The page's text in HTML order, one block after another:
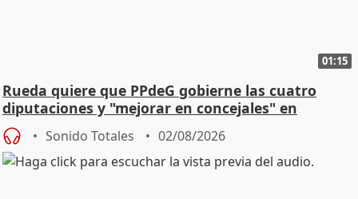
01:15
Rueda quiere que PPdeG gobierne las cuatro
diputaciones y "mejorar en concejales" en
ciudades
Sonido Totales 02/08/2026